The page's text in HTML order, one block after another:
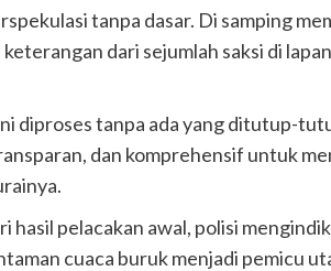
tanpa dasar. Di samping
dari sejumlah saksi di
diproses tanpa ada yang ditutup-
dan komprehensif untuk
hasil pelacakan awal, polisi
cuaca buruk menjadi pemicu